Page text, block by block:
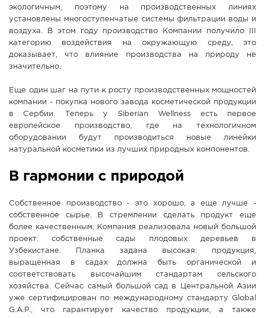
экологичным, поэтому на производственных линиях
установлены многоступенчатые системы фильтрации воды и
воздуха. В этом году производство Компании получило III
категорию воздействия на окружающую среду, это
доказывает, что влияние производства на природу не
значительно.
Еще один шаг на пути к росту производственных мощностей
компании - покупка нового завода косметической продукции
в Сербии. Теперь у Siberian Wellness есть первое
европейское производство, где на технологичном
оборудовании будут производиться новые линейки
натуральной косметики из лучших природных компонентов.
В гармонии с природой
Собственное производство - это хорошо, а еще лучше -
собственное сырье. В стремлении сделать продукт еще
более качественным, Компания реализовала новый большой
проект: собственные сады плодовых деревьев в
Узбекистане. Планка задана высокая: продукция,
выращенная в садах должна быть органической и
соответствовать высочайшим стандартам сельского
хозяйства. Сейчас самый большой сад в Центральной Азии
уже сертифицирован по международному стандарту Global
G.A.P., что гарантирует качество продукции, а также